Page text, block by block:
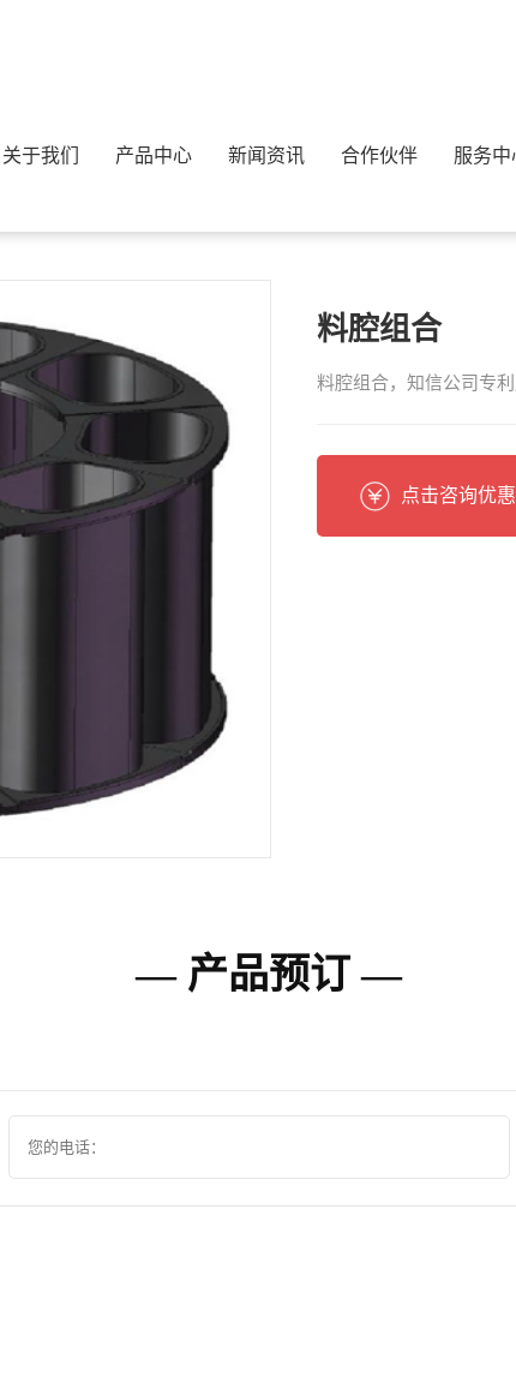
关于我们 产品中心 新闻资讯 合作伙伴 服务中
料腔组合
料腔组合，知信公司专
点击咨询优
— 产品预订 —